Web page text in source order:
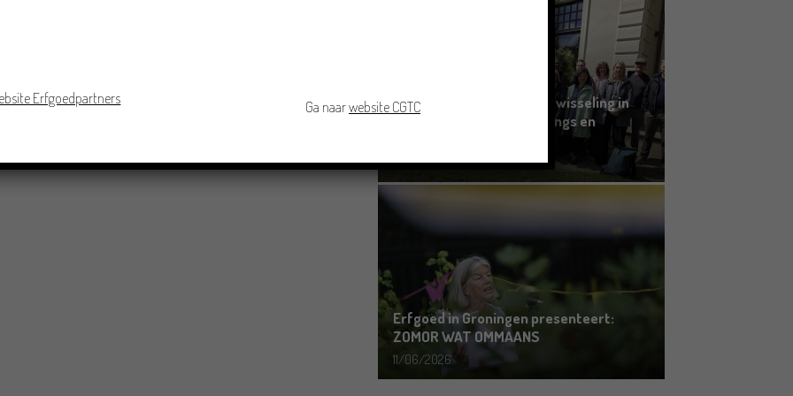
Grensoverschrijdende uitwisseling in
Oldenburg rond het Gronings en
19/06/2026
Erfgoed in Groningen presenteert:
ZOMOR WAT OMMAANS
11/06/2026
Erfgoedpartners
Ga naarwebsite CGTC